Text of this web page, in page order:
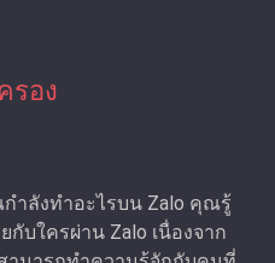
รอง
าลังทําอะไรบน Zalo คุณรู้
บใครผ่าน Zalo เนื่องจาก